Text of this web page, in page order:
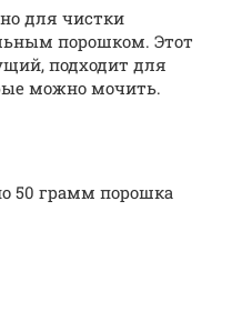
для чистки
порошком. Этот
подходит для
можно мочить.
50 грамм порошка